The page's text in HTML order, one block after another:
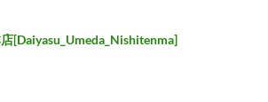
[Daiyasu_Umeda_Nishitenma]